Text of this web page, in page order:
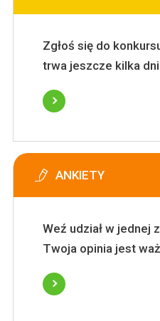
Zgłoś się do
trwa jeszcze kilka
ANKIETY
Weź udział w jednej
Twoja opinia jest